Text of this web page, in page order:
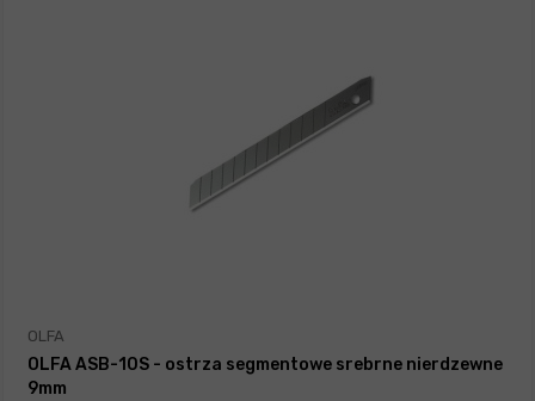
OLFA
OLFA ASB-10S - ostrza segmentowe srebrne nierdzewne
9mm